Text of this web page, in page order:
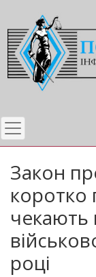
до
основного
вмісту
Закон
коротко
чекають
році